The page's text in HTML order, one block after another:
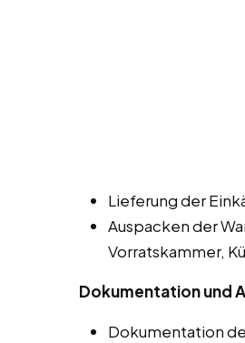
Lieferung der
Auspacken der
Vorratskammer,
Dokumentation und
Dokumentation